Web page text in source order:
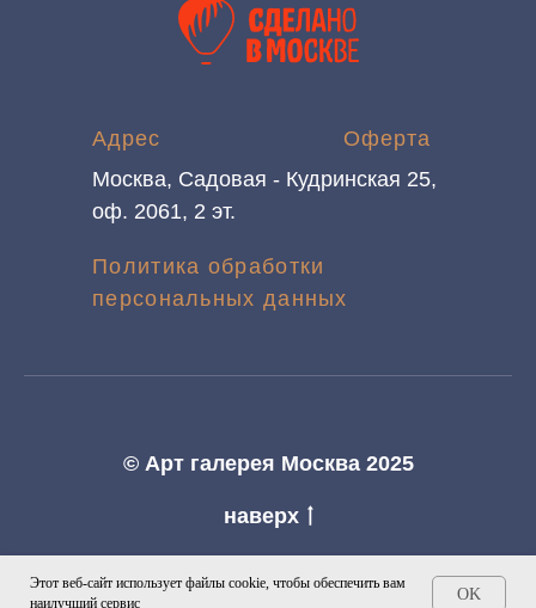
Политика обработки
персональных данных
Москва, Садовая - Кудринская 25,
оф. 2061, 2 эт.
Адрес Оферта
© Арт галерея Москва 2025
наверх
Этот веб-сайт использует файлы cookie, чтобы обеспечить вам
наилучший сервис
OK